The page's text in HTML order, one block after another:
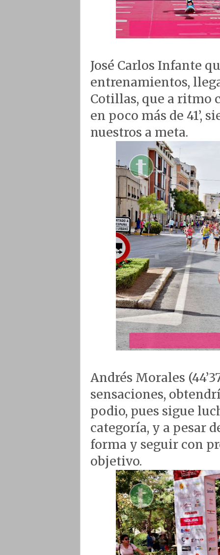
José Carlos Infante
entrenamientos,
Cotillas, que a ritmo
en poco más de 41’,
nuestros a meta.
Andrés Morales
sensaciones,
podio, pues sigue
categoría, y a pesar
forma y seguir con
objetivo.